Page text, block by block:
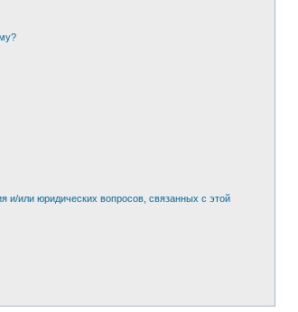
и/или юридических вопросов, связанных с этой